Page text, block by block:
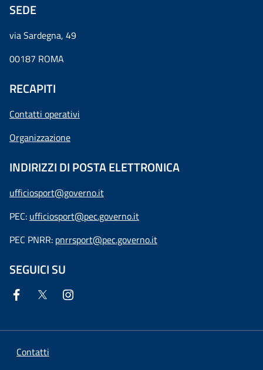
SEDE
via Sardegna, 49
00187 ROMA
RECAPITI
Contatti operativi
Organizzazione
INDIRIZZI DI POSTA ELETTRONICA
ufficiosport@governo.it
PEC: ufficiosport@pec.governo.it
PEC PNRR: pnrrsport@pec.governo.it
SEGUICI SU
Contatti